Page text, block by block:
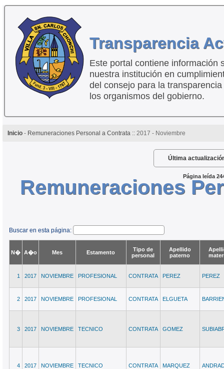
Transparencia
Este portal contiene información
nuestra institución en
del consejo para la
los organismos del gobierno.
Inicio- Remuneraciones Personal a Contrata:: 2017 - Noviembre
Última
Página leída
Remuneraciones
Buscar en esta página:
N� A�o Mes Estamento
Tipo de
personal
Apellido
paterno
1 2017 NOVIEMBRE PROFESIONAL CONTRATA PEREZ PEREZ
2 2017 NOVIEMBRE PROFESIONAL CONTRATA ELGUETA
3 2017 NOVIEMBRE TECNICO CONTRATA GOMEZ
4 2017 NOVIEMBRE TECNICO CONTRATA MARQUEZ